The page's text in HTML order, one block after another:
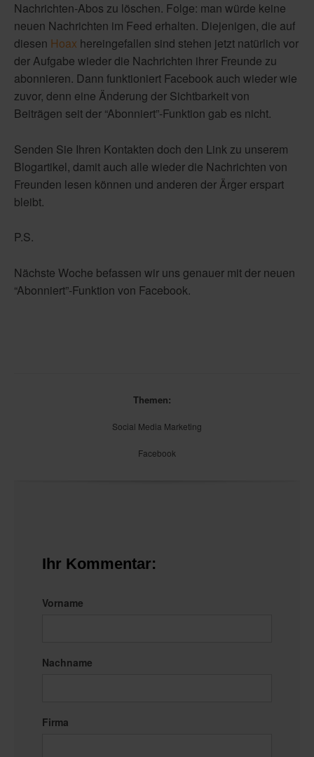
Nachrichten-Abos zu löschen. Folge: man würde keine
neuen Nachrichten im Feed erhalten. Diejenigen, die auf
diesen Hoax hereingefallen sind stehen jetzt natürlich vor
der Aufgabe wieder die Nachrichten ihrer Freunde zu
abonnieren. Dann funktioniert Facebook auch wieder wie
zuvor, denn eine Änderung der Sichtbarkeit von
Beiträgen seit der “Abonniert”-Funktion gab es nicht.
Senden Sie Ihren Kontakten doch den Link zu unserem
Blogartikel, damit auch alle wieder die Nachrichten von
Freunden lesen können und anderen der Ärger erspart
bleibt.
P.S.
Nächste Woche befassen wir uns genauer mit der neuen
“Abonniert”-Funktion von Facebook.
Themen:
Social Media Marketing
Facebook
Ihr Kommentar:
Vorname
Nachname
Firma